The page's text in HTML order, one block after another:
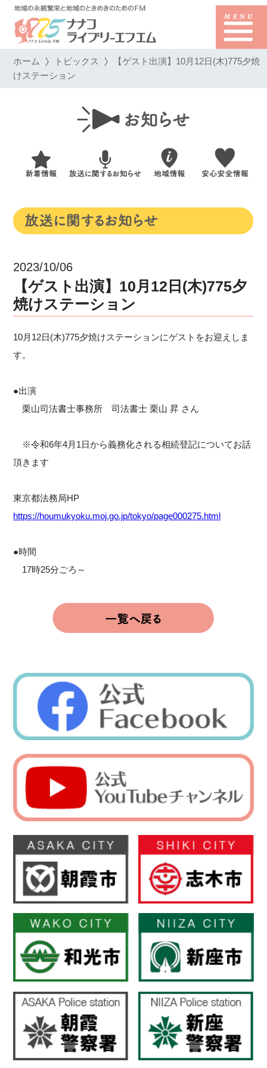
ホーム トピックス 【ゲスト出演】10月12日(木)775夕焼
けステーション
2023/10/06
【ゲスト出演】10月12日(木)775夕
焼けステーション
10月12日(木)775夕焼けステーションにゲストをお迎えしま
す。
●出演
栗山司法書士事務所 司法書士 栗山 昇 さん
※令和6年4月1日から義務化される相続登記についてお話
頂きます
東京都法務局HP
https://houmukyoku.moj.go.jp/tokyo/page000275.html
●時間
17時25分ごろ～